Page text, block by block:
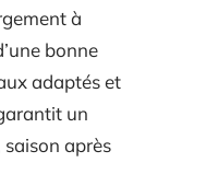
à
bonne
adaptés et
un
après